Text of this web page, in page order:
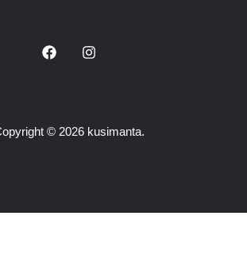
© 2026 kusimanta.